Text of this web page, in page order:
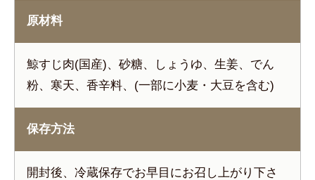
原材料
鯨すじ肉(国産)、砂糖、しょうゆ、生姜、でん
粉、寒天、香辛料、(一部に小麦・大豆を含む)
保存方法
開封後、冷蔵保存でお早目にお召し上がり下さ